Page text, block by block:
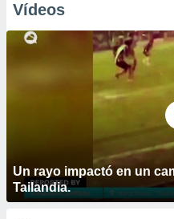
Vídeos
Un rayo impactó en un
Tailandia.